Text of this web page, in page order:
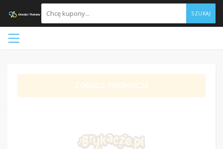
SZUKAJ
ZOBACZ PROMOCJĘ